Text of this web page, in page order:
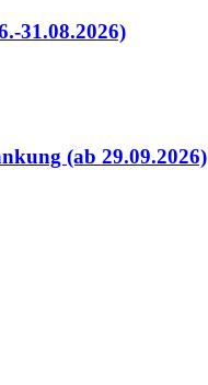
31.08.2026)
(ab 29.09.2026)